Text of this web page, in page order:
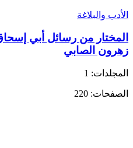
الأدب والبلاغة
المختار من رسائل أبي
زهرون الصابي
المجلدات: 1
الصفحات: 220